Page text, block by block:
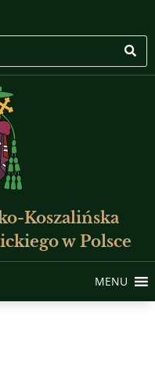
Koszalińska
w Polsce
MENU